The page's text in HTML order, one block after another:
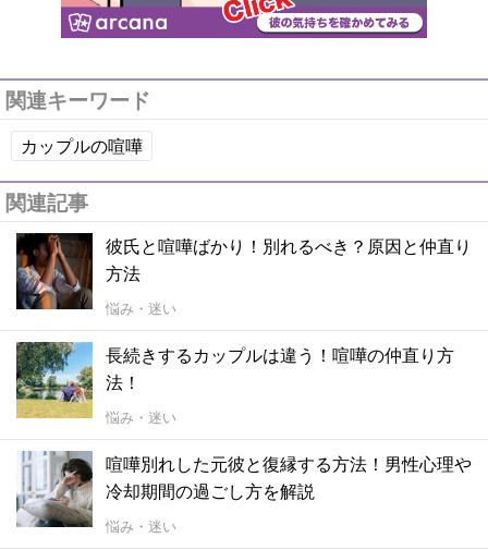
関連キーワード
カップルの喧嘩
関連記事
彼氏と喧嘩ばかり！別れるべき？原因と仲直り
方法
悩み・迷い
長続きするカップルは違う！喧嘩の仲直り方
法！
悩み・迷い
喧嘩別れした元彼と復縁する方法！男性心理や
冷却期間の過ごし方を解説
悩み・迷い